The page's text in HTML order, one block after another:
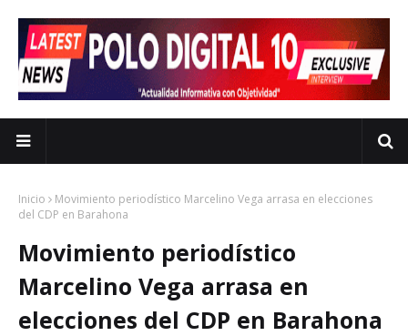
Inicio
Movimiento periodístico Marcelino Vega arrasa en elecciones
del CDP en Barahona
Movimiento periodístico
Marcelino Vega arrasa en
elecciones del CDP en Barahona